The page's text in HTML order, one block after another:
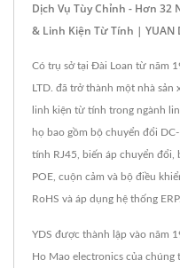
Dịch Vụ Tùy Chỉnh - Hơn 32
& Linh Kiện Từ Tính | YUAN
Có trụ sở tại Đài Loan từ năm
LTD. đã trở thành một nhà
linh kiện từ tính trong ngành
họ bao gồm bộ chuyển đổi
tính RJ45, biến áp chuyển đổi,
POE, cuộn cảm và bộ điều
RoHS và áp dụng hệ thống ERP.
YDS được thành lập vào năm
Ho Mao electronics của